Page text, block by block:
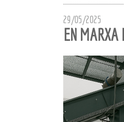
29/05/2025
EN MARXA